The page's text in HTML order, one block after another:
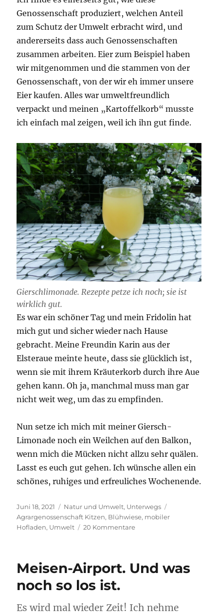
Genossenschaft produziert, welchen Anteil
zum Schutz der Umwelt erbracht wird, und
andererseits dass auch Genossenschaften
zusammen arbeiten. Eier zum Beispiel haben
wir mitgenommen und die stammen von der
Genossenschaft, von der wir eh immer unsere
Eier kaufen. Alles war umweltfreundlich
verpackt und meinen „Kartoffelkorb“ musste
ich einfach mal zeigen, weil ich ihn gut finde.
Gierschlimonade. Rezepte petze ich noch; sie ist
wirklich gut.
Es war ein schöner Tag und mein Fridolin hat
mich gut und sicher wieder nach Hause
gebracht. Meine Freundin Karin aus der
Elsteraue meinte heute, dass sie glücklich ist,
wenn sie mit ihrem Kräuterkorb durch ihre Aue
gehen kann. Oh ja, manchmal muss man gar
nicht weit weg, um das zu empfinden.
Nun setze ich mich mit meiner Giersch-
Limonade noch ein Weilchen auf den Balkon,
wenn mich die Mücken nicht allzu sehr quälen.
Lasst es euch gut gehen. Ich wünsche allen ein
schönes, ruhiges und erfreuliches Wochenende.
Veröffentlicht
am
Juni 18, 2021 Kategorien
Natur und Umwelt, Unterwegs
Agrargenossenschaft Kitzen, Blühwiese, mobiler
Hofladen, Umwelt 20 Kommentarezu
mit
Meisen-Airport. Und was
noch so los ist.
Es wird mal wieder Zeit! Ich nehme